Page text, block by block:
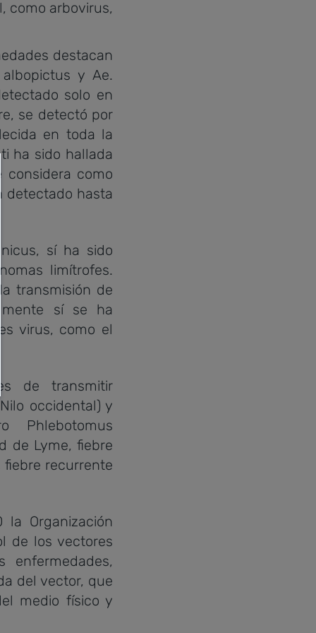
como arbovirus,
destacan
y Ae.
solo en
se detectó por
en toda la
ha sido hallada
considera como
detectado hasta
sí ha sido
limítrofes.
transmisión de
sí se ha
virus, como el
de transmitir
occidental) y
Phlebotomus
de Lyme, fiebre
recurrente
Organización
de los vectores
del vector, que
medio físico y